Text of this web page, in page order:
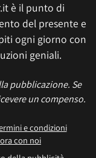
è il punto di
del presente e
ogni giorno con
geniali.
pubblicazione. Se
un compenso.
e condizioni
con noi